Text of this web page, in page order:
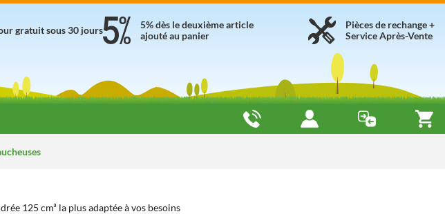
Pièces de rechange +
Service Après-Vente
5% dès le deuxième article
ajouté au panier
gratuit sous 30 jours
125 cm³ la plus adaptée à vos besoins